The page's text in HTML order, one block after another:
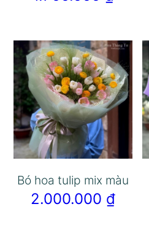
Bó hoa tulip mix màu
2.000.000 ₫